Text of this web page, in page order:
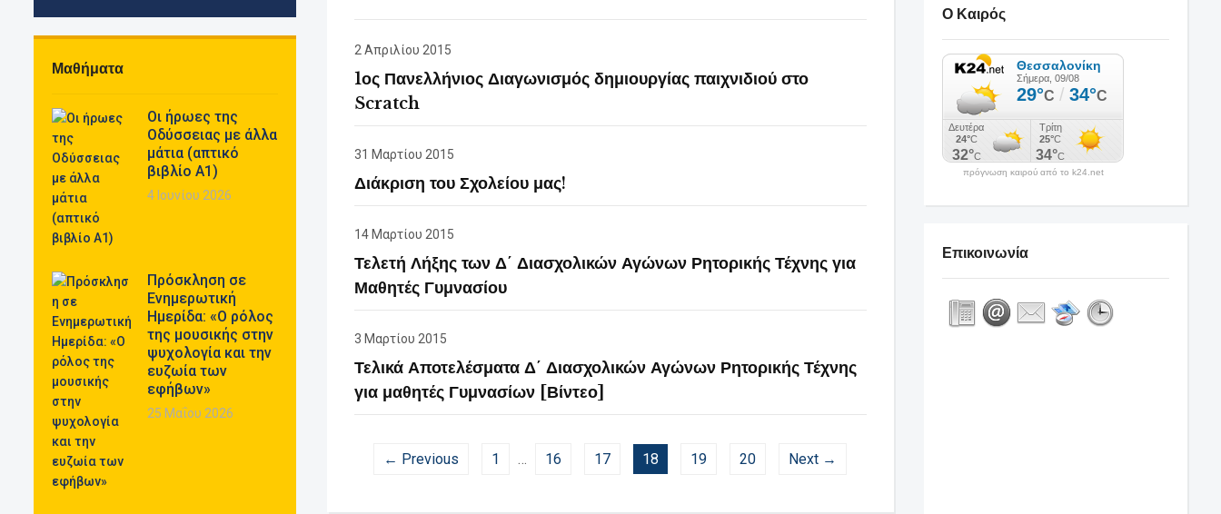
Μαθήματα
Οι ήρωες της
Οδύσσειας με άλλα
μάτια (απτικό
βιβλίο Α1)
4 Ιουνίου 2026
Πρόσκληση σε
Ενημερωτική
Ημερίδα: «Ο ρόλος
της μουσικής στην
ψυχολογία και την
ευζωία των
εφήβων»
25 Μαΐου 2026
2 Απριλίου 2015
1ος Πανελλήνιος Διαγωνισμός δημιουργίας παιχνιδιού στο
Scratch
31 Μαρτίου 2015
Διάκριση του Σχολείου μας!
14 Μαρτίου 2015
Τελετή Λήξης των Δ΄ Διασχολικών Αγώνων Ρητορικής Τέχνης για
Μαθητές Γυμνασίου
3 Μαρτίου 2015
Τελικά Αποτελέσματα Δ΄ Διασχολικών Αγώνων Ρητορικής Τέχνης
για μαθητές Γυμνασίων [Βίντεο]
← Previous 1 … 16 17 18 19 20 Next →
Ο Καιρός
πρόγνωση καιρού από το k24.net
Επικοινωνία